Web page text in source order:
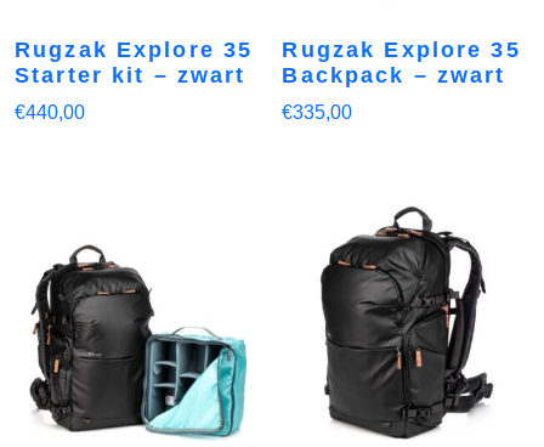
Rugzak Explore 35
Starter kit – zwart
€440,00
Rugzak Explore 35
Backpack – zwart
€335,00